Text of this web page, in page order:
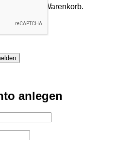
im Warenkorb.
anlegen